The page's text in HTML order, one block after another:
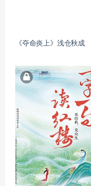
《夺命炎上》浅仓秋成